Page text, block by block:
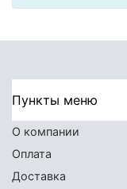
Пункты меню
О компании
Оплата
Доставка